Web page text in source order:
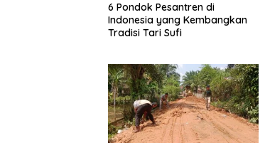
6 Pondok Pesantren di
Indonesia yang Kembangkan
Tradisi Tari Sufi